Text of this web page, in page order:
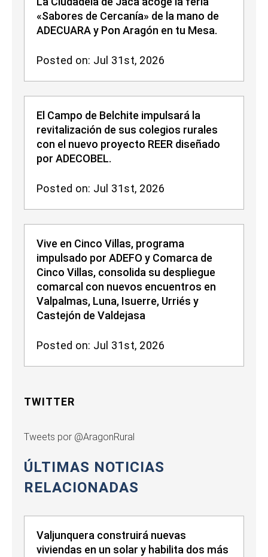
«Sabores de Cercanía» de la mano de
ADECUARA y Pon Aragón en tu Mesa.
Posted on: Jul 31st, 2026
El Campo de Belchite impulsará la
revitalización de sus colegios rurales
con el nuevo proyecto REER diseñado
por ADECOBEL.
Posted on: Jul 31st, 2026
Vive en Cinco Villas, programa
impulsado por ADEFO y Comarca de
Cinco Villas, consolida su despliegue
comarcal con nuevos encuentros en
Valpalmas, Luna, Isuerre, Urriés y
Castejón de Valdejasa
Posted on: Jul 31st, 2026
TWITTER
Tweets por @AragonRural
ÚLTIMAS NOTICIAS
RELACIONADAS
Valjunquera construirá nuevas
viviendas en un solar y habilita dos más